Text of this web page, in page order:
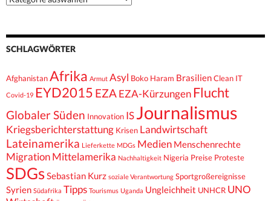
SCHLAGWÖRTER
AfghanistanAfrika Armut Asyl Boko Haram BrasilienClean IT
Covid-19 EYD2015 EZA EZA-Kürzungen Flucht
Globaler Süden Innovation IS Journalismus
Kriegsberichterstattung Krisen Landwirtschaft
Lateinamerika Lieferkette MDGs Medien Menschenrechte
Migration Mittelamerika Nachhaltigkeit Nigeria Preise Proteste
SDGsSebastian Kurz soziale Verantwortung Sportgroßereignisse
Syrien Südafrika Tipps Tourismus Uganda Ungleichheit UNHCR UNO